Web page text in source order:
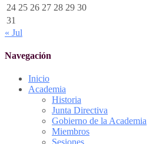
24 25 26 27 28 29 30
31
« Jul
Navegación
Inicio
Academia
Historia
Junta Directiva
Gobierno de la Academia
Miembros